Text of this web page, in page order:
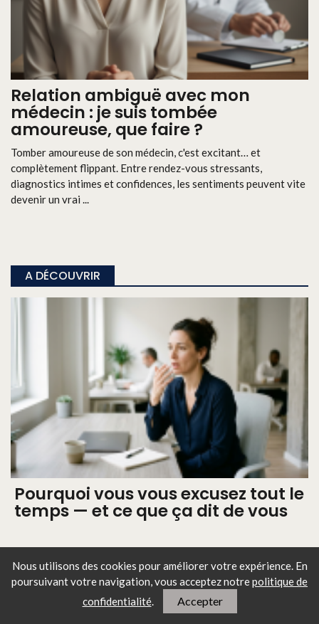
Nous utilisons des cookies pour améliorer votre expérience. En
poursuivant votre navigation, vous acceptez notrepolitique de
confidentialité. Accepter
Relation ambiguë avec mon
médecin : je suis tombée
amoureuse, que faire ?
Tomber amoureuse de son médecin, c'est excitant… et
complètement flippant. Entre rendez-vous stressants,
diagnostics intimes et confidences, les sentiments peuvent vite
devenir un vrai ...
A DÉCOUVRIR
Pourquoi vous vous excusez tout le
temps — et ce que ça dit de vous